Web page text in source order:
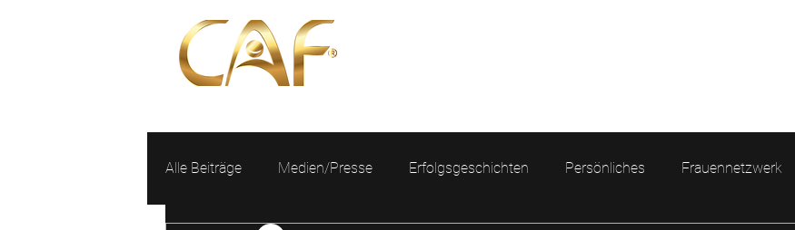
Alle Beiträge Medien/Presse Erfolgsgeschichten Persönliches Frauennetzwerk